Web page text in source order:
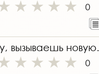
0
вызываешь новую.
0